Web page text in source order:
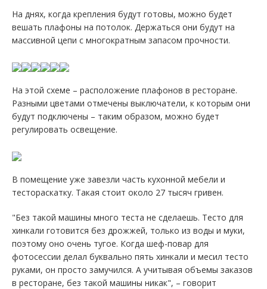
На днях, когда крепления будут готовы, можно будет
вешать плафоны на потолок. Держаться они будут на
массивной цепи с многократным запасом прочности.
На этой схеме – расположение плафонов в ресторане.
Разными цветами отмечены выключатели, к которым они
будут подключены – таким образом, можно будет
регулировать освещение.
В помещение уже завезли часть кухонной мебели и
тестораскатку. Такая стоит около 27 тысяч гривен.
"Без такой машины много теста не сделаешь. Тесто для
хинкали готовится без дрожжей, только из воды и муки,
поэтому оно очень тугое. Когда шеф-повар для
фотосессии делал буквально пять хинкали и месил тесто
руками, он просто замучился. А учитывая объемы заказов
в ресторане, без такой машины никак", – говорит